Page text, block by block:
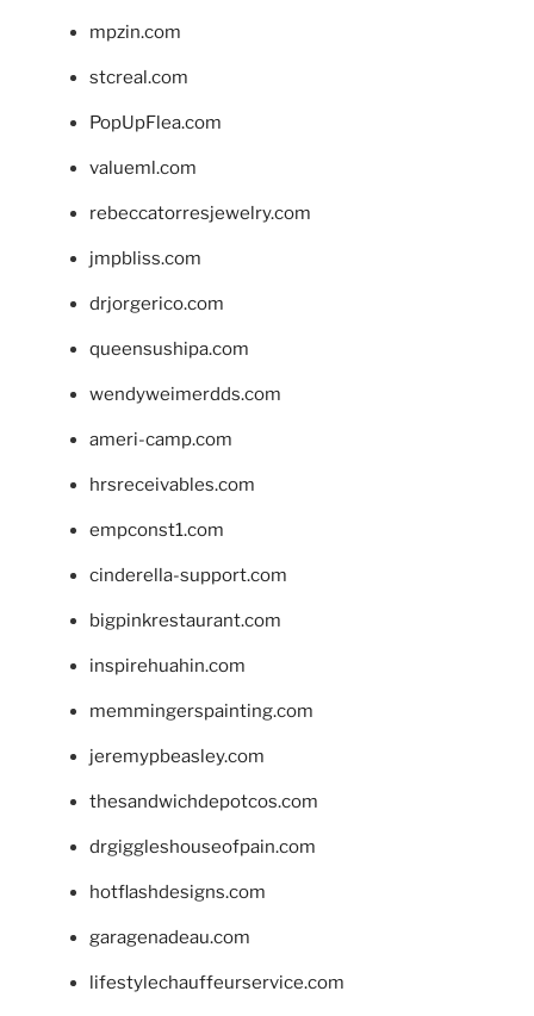
mpzin.com
stcreal.com
PopUpFlea.com
valueml.com
rebeccatorresjewelry.com
jmpbliss.com
drjorgerico.com
queensushipa.com
wendyweimerdds.com
ameri-camp.com
hrsreceivables.com
empconst1.com
cinderella-support.com
bigpinkrestaurant.com
inspirehuahin.com
memmingerspainting.com
jeremypbeasley.com
thesandwichdepotcos.com
drgiggleshouseofpain.com
hotflashdesigns.com
garagenadeau.com
lifestylechauffeurservice.com